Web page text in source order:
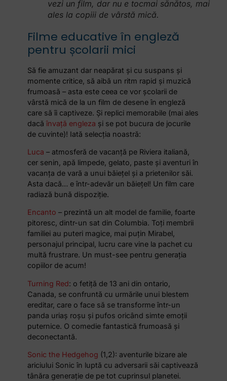
vezi un film, dar nu e tocmai sănătos, mai
ales la copiii de vârstă mică.
Filme educative în engleză
pentru școlarii mici
Să fie amuzant dar neapărat și cu suspans și
momente critice, să aibă un ritm rapid și muzică
frumoasă – asta este ceea ce vor școlarii de
vârstă mică de la un film de desene în engleză
care să îi captiveze. Și replici memorabile (mai ales
dacăînvață engleza și se pot bucura de jocurile
de cuvinte)! Iată selecția noastră:
Luca – atmosferă de vacanță pe Riviera italiană,
cer senin, apă limpede, gelato, paste și aventuri în
vacanța de vară a unui băiețel și a prietenilor săi.
Asta dacă… e într-adevăr un băiețel! Un film care
radiază bună dispoziție.
Encanto – prezintă un alt model de familie, foarte
pitoresc, dintr-un sat din Columbia. Toți membrii
familiei au puteri magice, mai puțin Mirabel,
personajul principal, lucru care vine la pachet cu
multă frustrare. Un must-see pentru generația
copiilor de acum!
Turning Red: o fetiță de 13 ani din ontario,
Canada, se confruntă cu urmările unui blestem
ereditar, care o face să se transforme într-un
panda uriaș roșu și pufos oricând simte emoții
puternice. O comedie fantastică frumoasă și
deconectantă.
Sonic the Hedgehog (1,2): aventurile bizare ale
ariciului Sonic în luptă cu adversarii săi captivează
tânăra generație de pe tot cuprinsul planetei.